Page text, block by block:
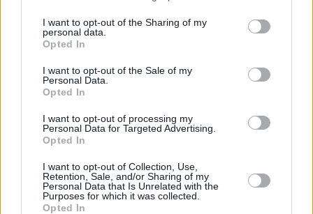
I want to opt-out of the Sharing of my
personal data.
Opted In
I want to opt-out of the Sale of my
Personal Data.
Opted In
I want to opt-out of processing my
Personal Data for Targeted Advertising.
Opted In
I want to opt-out of Collection, Use,
Retention, Sale, and/or Sharing of my
Personal Data that Is Unrelated with the
Purposes for which it was collected.
Opted In
Valnøtter og honning er alltid supert til oster!